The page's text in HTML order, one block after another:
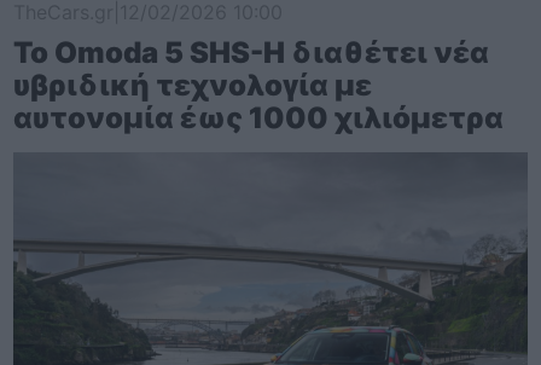
Το Omoda 5 SHS-H διαθέτει νέα
υβριδική τεχνολογία με
αυτονομία έως 1000 χιλιόμετρα